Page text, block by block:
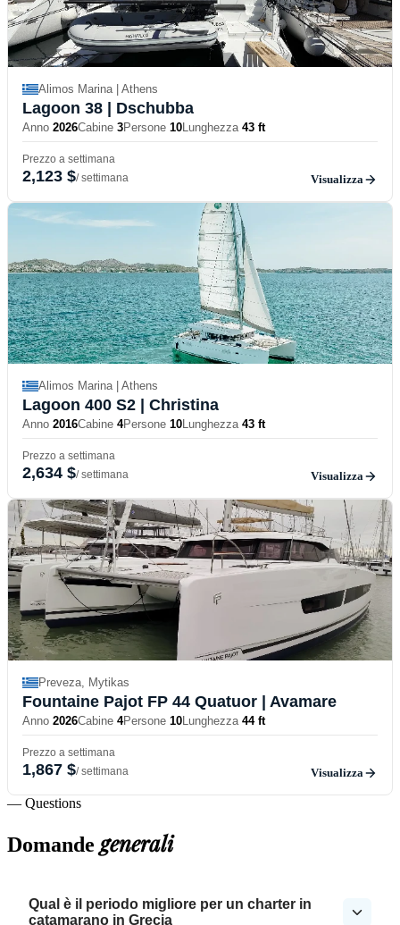
Alimos Marina | Athens
Lagoon 38 | Dschubba
Anno 2026Cabine 3Persone 10Lunghezza 43 ft
Prezzo a settimana
2,123 $/ settimana Visualizza
Alimos Marina | Athens
Lagoon 400 S2 | Christina
Anno 2016Cabine 4Persone 10Lunghezza 43 ft
Prezzo a settimana
2,634 $/ settimana Visualizza
Preveza, Mytikas
Fountaine Pajot FP 44 Quatuor | Avamare
Anno 2026Cabine 4Persone 10Lunghezza 44 ft
Prezzo a settimana
1,867 $/ settimana Visualizza
— Questions
Domandegenerali
Qual è il periodo migliore per un charter in
catamarano in Grecia